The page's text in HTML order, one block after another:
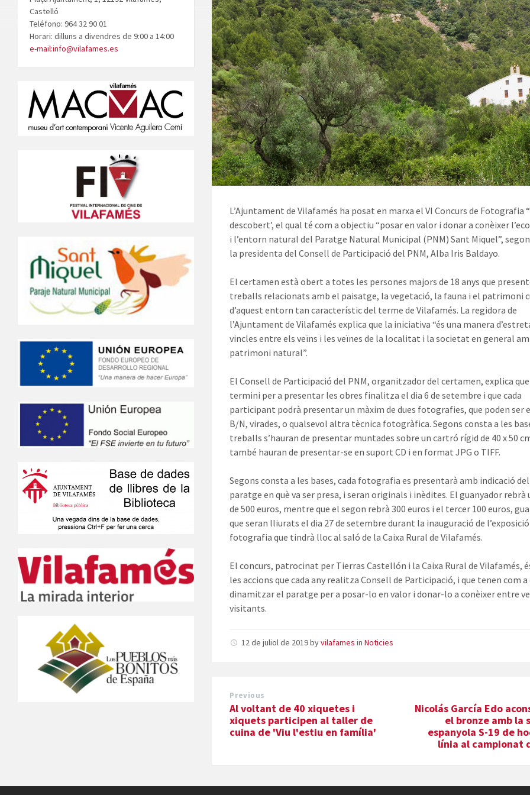
L’Ajuntament de Vilafamés ha posat en marxa el VI Concurs de Fotografia
descobert’, el qual té com a objectiu “posar en valor i donar a conèixer
i l’entorn natural del Paratge Natural Municipal (PNM) Sant Miquel”,
la presidenta del Consell de Participació del PNM, Alba Iris Baldayo.
El certamen està obert a totes les persones majors de 18 anys que
treballs relacionats amb el paisatge, la vegetació, la fauna i el patrimoni
d’aquest entorn tan característic del terme de Vilafamés. La regidora de
l’Ajuntament de Vilafamés explica que la iniciativa “és una manera
vincles entre els veïns i les veïnes de la localitat i la societat en general
patrimoni natural”.
El Consell de Participació del PNM, organitzador del certamen, explica
termini per a presentar les obres finalitza el dia 6 de setembre i que cada
participant podrà presentar un màxim de dues fotografies, que poden ser
B/N, virades, o qualsevol altra tècnica fotogràfica. Segons consta a les
treballs s’hauran de presentar muntades sobre un cartró rígid de 40 x 50
també hauran de presentar-se en suport CD i en format JPG o TIFF.
Segons consta a les bases, cada fotografia es presentarà amb indicació
paratge en què va ser presa, i seran originals i inèdites. El guanyador rebrà
de 500 euros, mentre que el segon rebrà 300 euros i el tercer 100 euros,
que seran lliurats el dia 27 de setembre durant la inauguració de
fotografia que tindrà lloc al saló de la Caixa Rural de Vilafamés.
El concurs, patrocinat per Tierras Castellón i la Caixa Rural de Vilafamés,
les accions que cada any realitza Consell de Participació, i que tenen com
dinamitzar el paratge per a posar-lo en valor i donar-lo a conèixer entre
visitants.
12 de juliol de 2019byvilafames inNoticies
Previous
Al voltant de 40 xiquetes i
xiquets participen al taller de
cuina de 'Viu l'estiu en família'
Nicolás García Edo
el bronze amb la
espanyola S-19 de
línia al campionat
Castelló
Teléfono: 964 32 90 01
Horari: dilluns a divendres de 9:00 a 14:00
e-mail:info@vilafames.es